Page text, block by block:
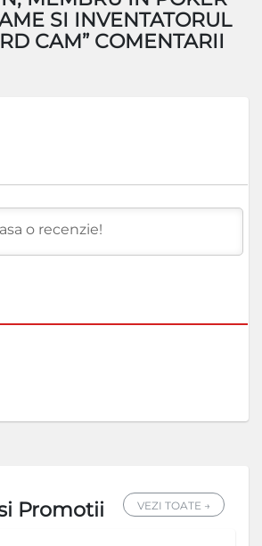
SI INVENTATORUL
CAM” COMENTARII
Promotii VEZI TOATE →